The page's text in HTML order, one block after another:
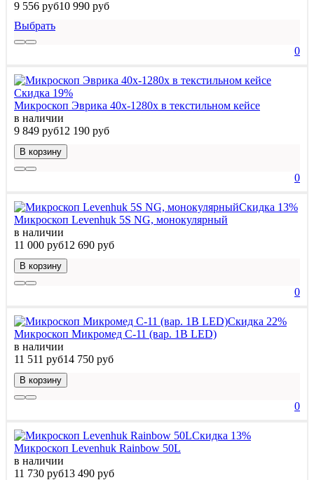
9 556 руб10 990 руб
Выбрать
0
Скидка 19%
Микроскоп Эврика 40х-1280х в текстильном кейсе
в наличии
9 849 руб12 190 руб
В корзину
0
Скидка 13%
Микроскоп Levenhuk 5S NG, монокулярный
в наличии
11 000 руб12 690 руб
В корзину
0
Скидка 22%
Микроскоп Микромед С-11 (вар. 1B LED)
в наличии
11 511 руб14 750 руб
В корзину
0
Скидка 13%
Микроскоп Levenhuk Rainbow 50L
в наличии
11 730 руб13 490 руб